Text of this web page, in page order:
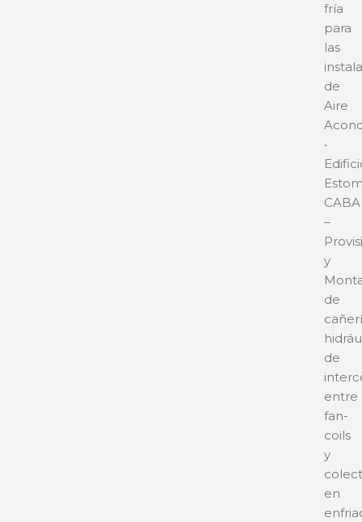
fría
para
las
de
Aire
•
CABA
–
y
de
de
entre
fan-
coils
y
en